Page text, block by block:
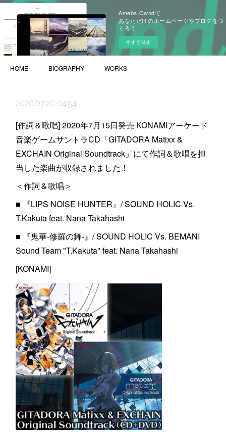
Ameba Owndで
あなただけのホームページやブログをつ
くろう
今すぐ試す
HOME BIOGRAPHY WORKS
2020.07.20 04:54
[作詞＆歌唱] 2020年7月15日発売 KONAMIアーケード
音楽ゲームサントラCD「GITADORA Matixx &
EXCHAIN Original Soundtrack」にて作詞＆歌唱を担
当した楽曲が収録されました！
＜作詞＆歌唱＞
■ 『LIPS NOISE HUNTER』/ SOUND HOLIC Vs.
T.Kakuta feat. Nana Takahashi
■ 『鬼華-修羅の舞-』/ SOUND HOLIC Vs. BEMANI
Sound Team "T.Kakuta" feat. Nana Takahashi
[KONAMI]